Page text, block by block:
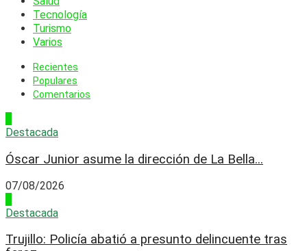
Tecnología
Turismo
Varios
Recientes
Populares
Comentarios
Destacada
Óscar Junior asume la dirección de La Bella...
07/08/2026
Destacada
Trujillo: Policía abatió a presunto delincuente tras